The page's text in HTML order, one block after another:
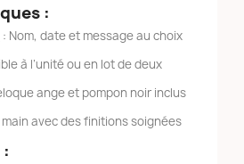
:
: Nom, date et message au choix
à l’unité ou en lot de deux
ange et pompon noir inclus
main avec des finitions soignées